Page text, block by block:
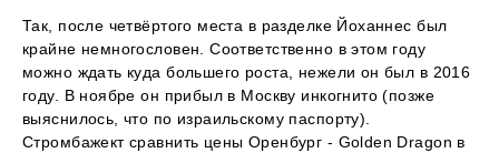
Так, после четвёртого места в разделке Йоханнес был
крайне немногословен. Соответственно в этом году
можно ждать куда большего роста, нежели он был в 2016
году. В ноябре он прибыл в Москву инкогнито (позже
выяснилось, что по израильскому паспорту).
Стромбажект сравнить цены Оренбург - Golden Dragon в